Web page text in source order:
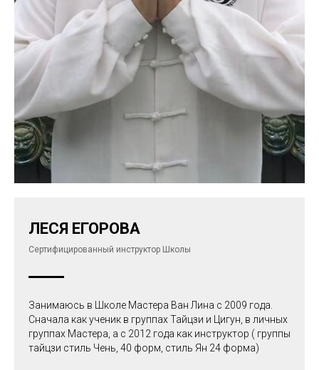
ЛЕСЯ ЕГОРОВА
Сертифицированный инструктор Школы
Занимаюсь в Школе Мастера Ван Лина с 2009 года.
Сначала как ученик в группах Тайцзи и Цигун, в личных
группах Мастера, а с 2012 года как инструктор ( группы
тайцзи стиль Чень, 40 форм, стиль Ян 24 форма)